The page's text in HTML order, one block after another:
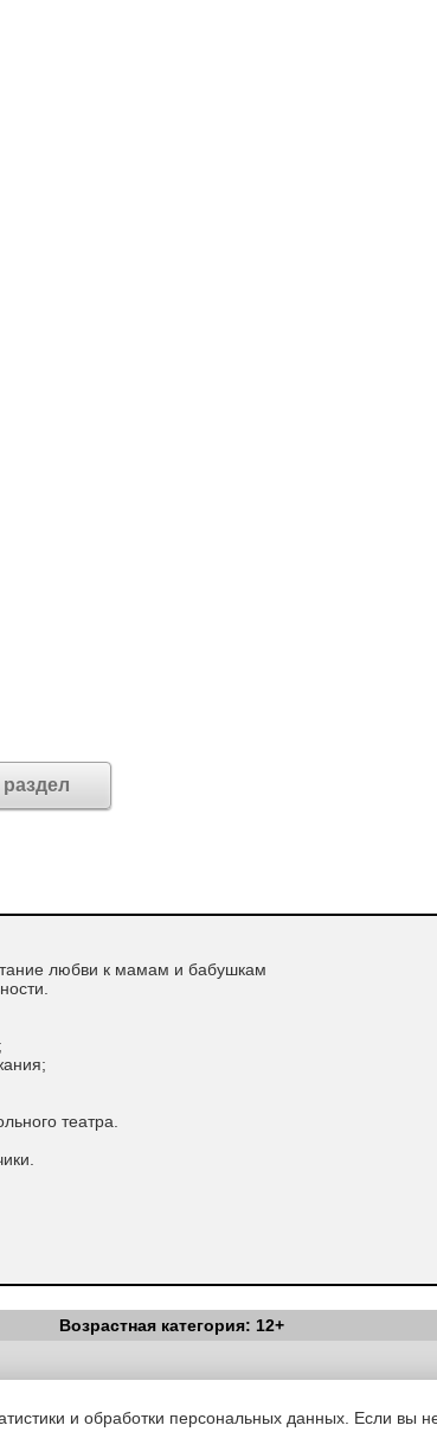
любви к мамам и бабушкам
театра.
Возрастная категория: 12+
|Об издании|Условия|Политика
и обработки персональных данных. Если вы